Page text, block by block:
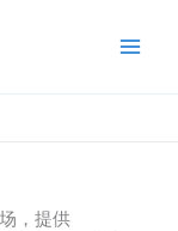
，提供